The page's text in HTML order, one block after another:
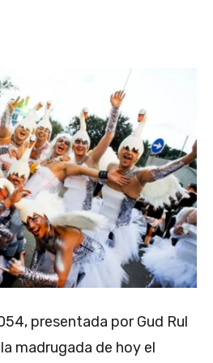
presentada por Gud Rul
madrugada de hoy el